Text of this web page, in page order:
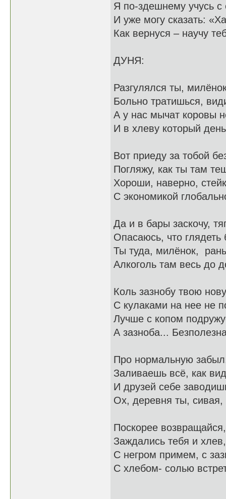
Я по-здешнему учусь
И уже могу сказать:
Как вернуся – научу
ДУНЯ:
Разгулялся ты,
Больно тратишься,
А у нас мычат коровы
И в хлеву который
Вот приеду за тобой
Погляжу, как ты там
Хороши, наверно,
С экономикой
Да и в бары заскочу,
Опасаюсь, что глядеть
Ты туда, милёнок,
Алкоголь там весь до
Коль зазнобу твою
С кулаками на нее не
Лучше с копом
А зазноба...
Про нормальную
Заливаешь всё, как
И друзей себе
Ох, деревня ты, сивая,
Поскорее
Заждались тебя и
С негром примем, с
С хлебом- солью